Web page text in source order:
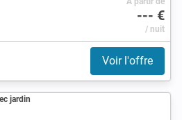
--- €
/ nuit
Voir l'offre